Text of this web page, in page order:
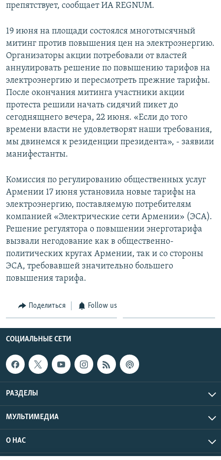
АРХИВ
Հայերեն
English
Русский
Все сайты Радио Азатутюн
препятствует, сообщает ИА REGNUM.
19 июня на площади состоялся многотысячный
митинг против повышения цен на электроэнергию.
Организаторы акции потребовали от властей
аннулировать решение по повышению тарифов на
электроэнергию и пересмотреть прежние тарифы.
После окончания митинга участники акции
протеста решили начать сидячий пикет до
сегоднящнего вечера, 22 июня. «Если до того
времени власти не удовлетворят наши требования,
мы двинемся к резиденции президента», - заявили
манифестанты.
Комиссия по регулированию общественных услуг
Армении 17 июня установила новые тарифы на
электроэнергию, поставляемую потребителям
компанией «Электрические сети Армении» (ЭСА).
Решение регулятора о повышении энерготарифа
вызвали негодование как в общественно-
политических кругах Армении, так и со стороны
ЭСА, требовавшей значительно большего
повышения тарифа.
Поделиться Follow us
СОЦИАЛЬНЫЕ СЕТИ
РАЗДЕЛЫ
МУЛЬТИМЕДИА
О НАС